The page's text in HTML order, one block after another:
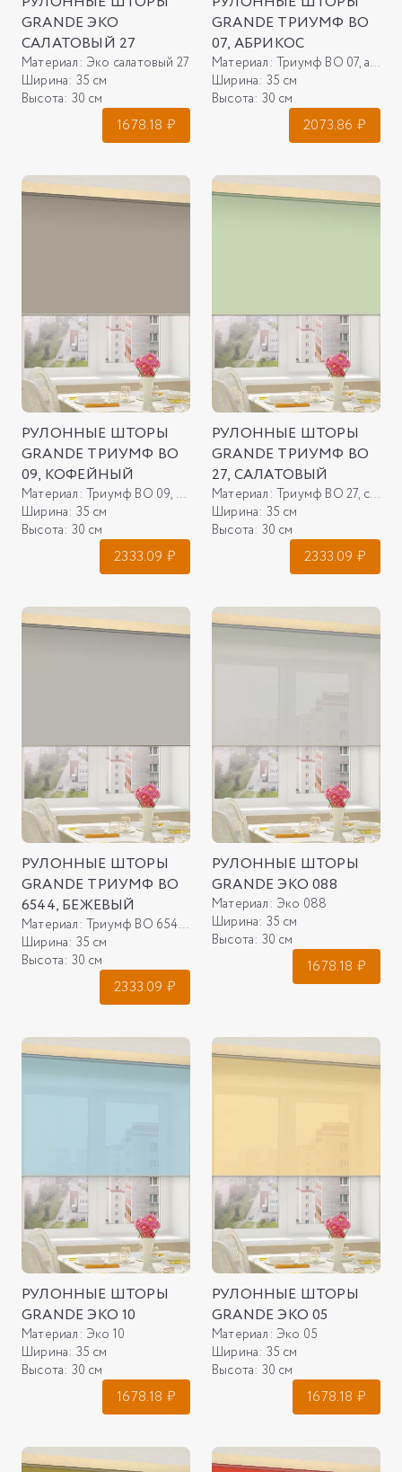
GRANDE ЭКО
САЛАТОВЫЙ 27
Материал: Эко салатовый 27
Ширина: 35 см
Высота: 30 см
1678.18 ₽
GRANDE ТРИУМФ ВО
07, АБРИКОС
Материал: Триумф ВО 07, абрикос
Ширина: 35 см
Высота: 30 см
2073.86 ₽
РУЛОННЫЕ ШТОРЫ
GRANDE ТРИУМФ ВО
09, КОФЕЙНЫЙ
Материал: Триумф ВО 09, кофейный
Ширина: 35 см
Высота: 30 см
2333.09 ₽
РУЛОННЫЕ ШТОРЫ
GRANDE ТРИУМФ ВО
27, САЛАТОВЫЙ
Материал: Триумф ВО 27, салатовый
Ширина: 35 см
Высота: 30 см
2333.09 ₽
РУЛОННЫЕ ШТОРЫ
GRANDE ТРИУМФ ВО
6544, БЕЖЕВЫЙ
Материал: Триумф ВО 6544, бежевый
Ширина: 35 см
Высота: 30 см
2333.09 ₽
РУЛОННЫЕ ШТОРЫ
GRANDE ЭКО 088
Материал: Эко 088
Ширина: 35 см
Высота: 30 см
1678.18 ₽
РУЛОННЫЕ ШТОРЫ
GRANDE ЭКО 10
Материал: Эко 10
Ширина: 35 см
Высота: 30 см
1678.18 ₽
РУЛОННЫЕ ШТОРЫ
GRANDE ЭКО 05
Материал: Эко 05
Ширина: 35 см
Высота: 30 см
1678.18 ₽